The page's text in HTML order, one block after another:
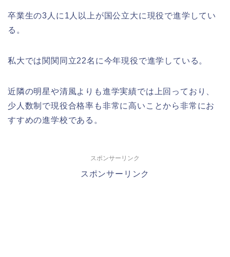
卒業生の3人に1人以上が国公立大に現役で進学してい
る。
私大では関関同立22名に今年現役で進学している。
近隣の明星や清風よりも進学実績では上回っており、
少人数制で現役合格率も非常に高いことから非常にお
すすめの進学校である。
スポンサーリンク
スポンサーリンク